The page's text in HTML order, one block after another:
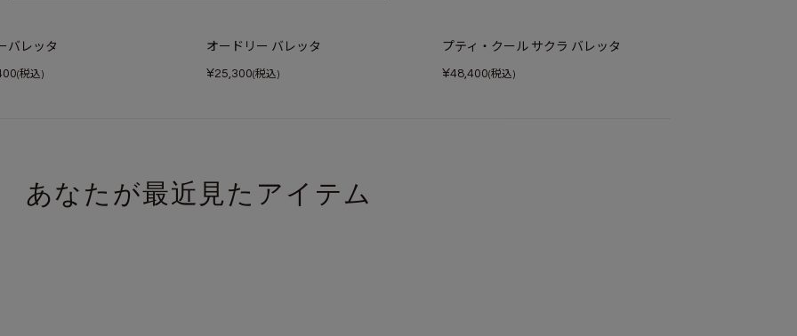
バレッタ
(税込)
オードリー バレッタ
¥25,300(税込)
プティ・クール サクラ バレッタ
¥48,400(税込)
あなたが最近見たアイテム